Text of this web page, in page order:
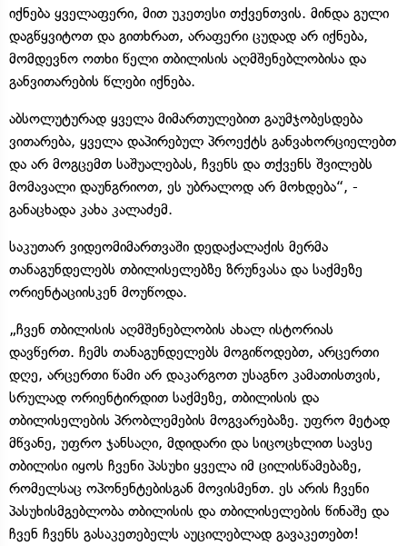
იქნება ყველაფერი, მით უკეთესი თქვენთვის. მინდა გული
დაგწყვიტოთ და გითხრათ, არაფერი ცუდად არ იქნება,
მომდევნო ოთხი წელი თბილისის აღმშენებლობისა და
განვითარების წლები იქნება.
აბსოლუტურად ყველა მიმართულებით გაუმჯობესდება
ვითარება, ყველა დაპირებულ პროექტს განვახორციელებთ
და არ მოგცემთ საშუალებას, ჩვენს და თქვენს შვილებს
მომავალი დაუნგრიოთ, ეს უბრალოდ არ მოხდება“, -
განაცხადა კახა კალაძემ.
საკუთარ ვიდეომიმართვაში დედაქალაქის მერმა
თანაგუნდელებს თბილისელებზე ზრუნვასა და საქმეზე
ორიენტაციისკენ მოუწოდა.
„ჩვენ თბილისის აღმშენებლობის ახალ ისტორიას
დავწერთ. ჩემს თანაგუნდელებს მოგიწოდებთ, არცერთი
დღე, არცერთი წამი არ დაკარგოთ უსაგნო კამათისთვის,
სრულად ორიენტირდით საქმეზე, თბილისის და
თბილისელების პრობლემების მოგვარებაზე. უფრო მეტად
მწვანე, უფრო ჯანსაღი, მდიდარი და სიცოცხლით სავსე
თბილისი იყოს ჩვენი პასუხი ყველა იმ ცილისწამებაზე,
რომელსაც ოპონენტებისგან მოვისმენთ. ეს არის ჩვენი
პასუხისმგებლობა თბილისის და თბილისელების წინაშე და
ჩვენ ჩვენს გასაკეთებელს აუცილებლად გავაკეთებთ!